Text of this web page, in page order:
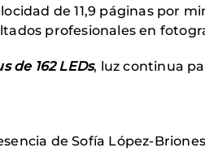
de 11,9 páginas por
profesionales en
de 162 LEDs, luz continua
de Sofía López-